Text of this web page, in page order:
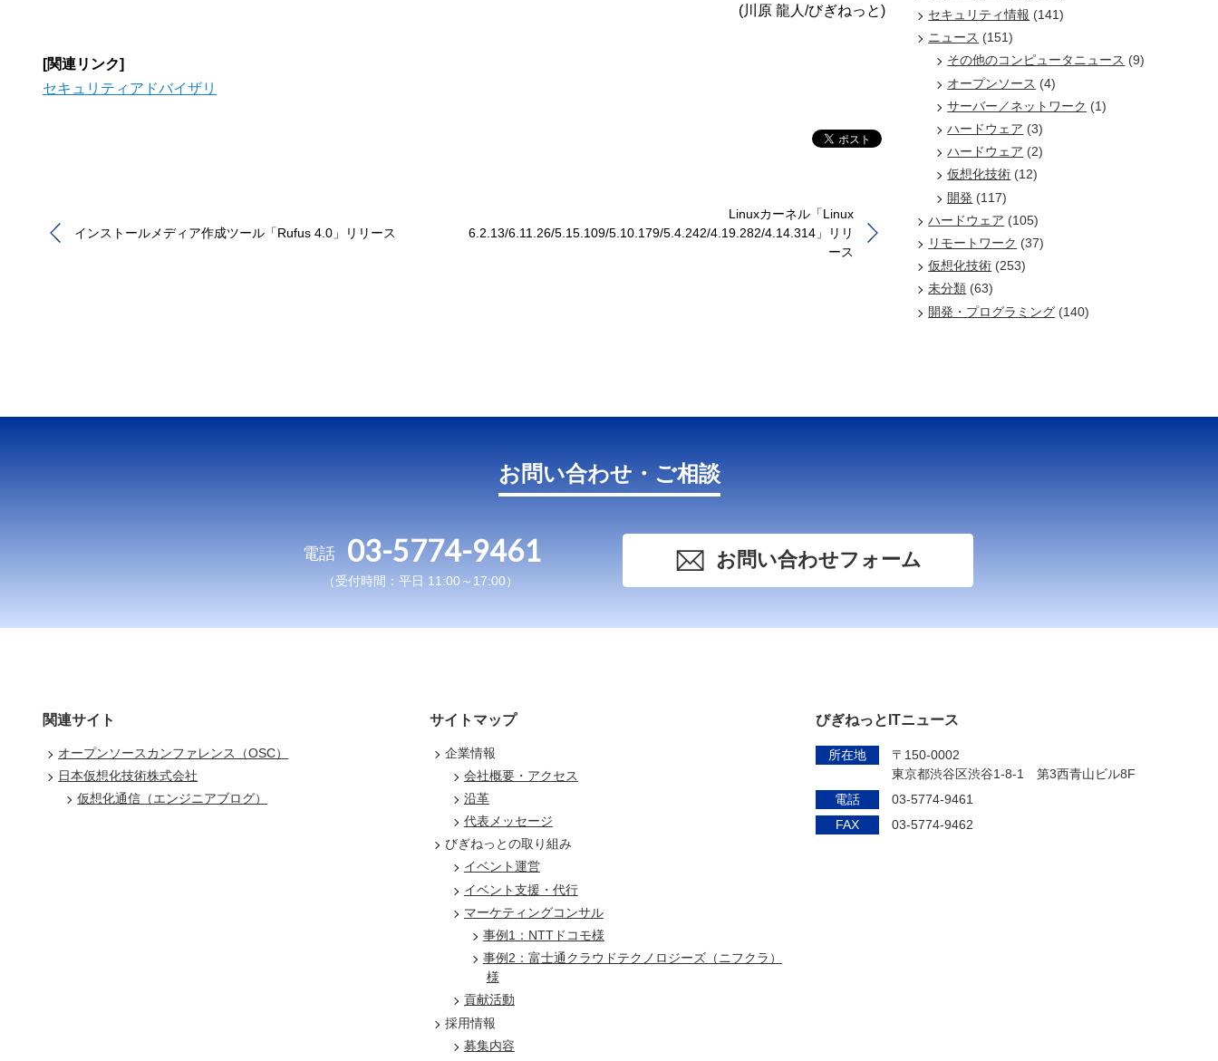
(川原 龍人/びぎねっと)
[関連リンク]
セキュリティアドバイザリ
インストールメディア作成ツール「Rufus 4.0」リリース
Linuxカーネル「Linux
6.2.13/6.11.26/5.15.109/5.10.179/5.4.242/4.19.282/4.14.314」リリ
ース
セキュリティ情報 (141)
ニュース (151)
その他のコンピュータニュース (9)
オープンソース (4)
サーバー／ネットワーク (1)
ハードウェア (3)
ハードウェア (2)
仮想化技術 (12)
開発 (117)
ハードウェア (105)
リモートワーク (37)
仮想化技術 (253)
未分類 (63)
開発・プログラミング (140)
お問い合わせ・ご相談
電話 03-5774-9461
（受付時間：平日 11:00～17:00）
お問い合わせフォーム
関連サイト
オープンソースカンファレンス（OSC）
日本仮想化技術株式会社
仮想化通信（エンジニアブログ）
サイトマップ
企業情報
会社概要・アクセス
沿革
代表メッセージ
びぎねっとの取り組み
イベント運営
イベント支援・代行
マーケティングコンサル
事例1：NTTドコモ様
事例2：富士通クラウドテクノロジーズ（ニフクラ）
様
貢献活動
採用情報
募集内容
びぎねっとITニュース
所在地
〒150-0002
東京都渋谷区渋谷1-8-1 第3西青山ビル8F
電話
03-5774-9461
FAX
03-5774-9462